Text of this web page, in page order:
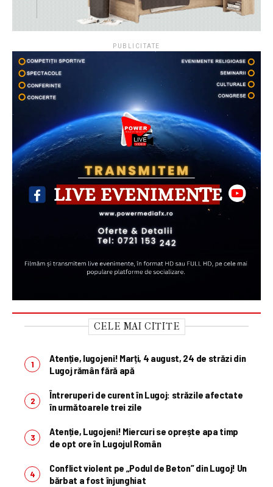
PUBLICITATE
CELE MAI CITITE
Atenție, lugojeni! Marți, 4 august, 24 de străzi din
Lugoj rămân fără apă
Întreruperi de curent în Lugoj: străzile afectate
în următoarele trei zile
Atenție, Lugojeni! Miercuri se oprește apa timp
de opt ore în Lugojul Român
Conflict violent pe „Podul de Beton” din Lugoj! Un
bărbat a fost înjunghiat